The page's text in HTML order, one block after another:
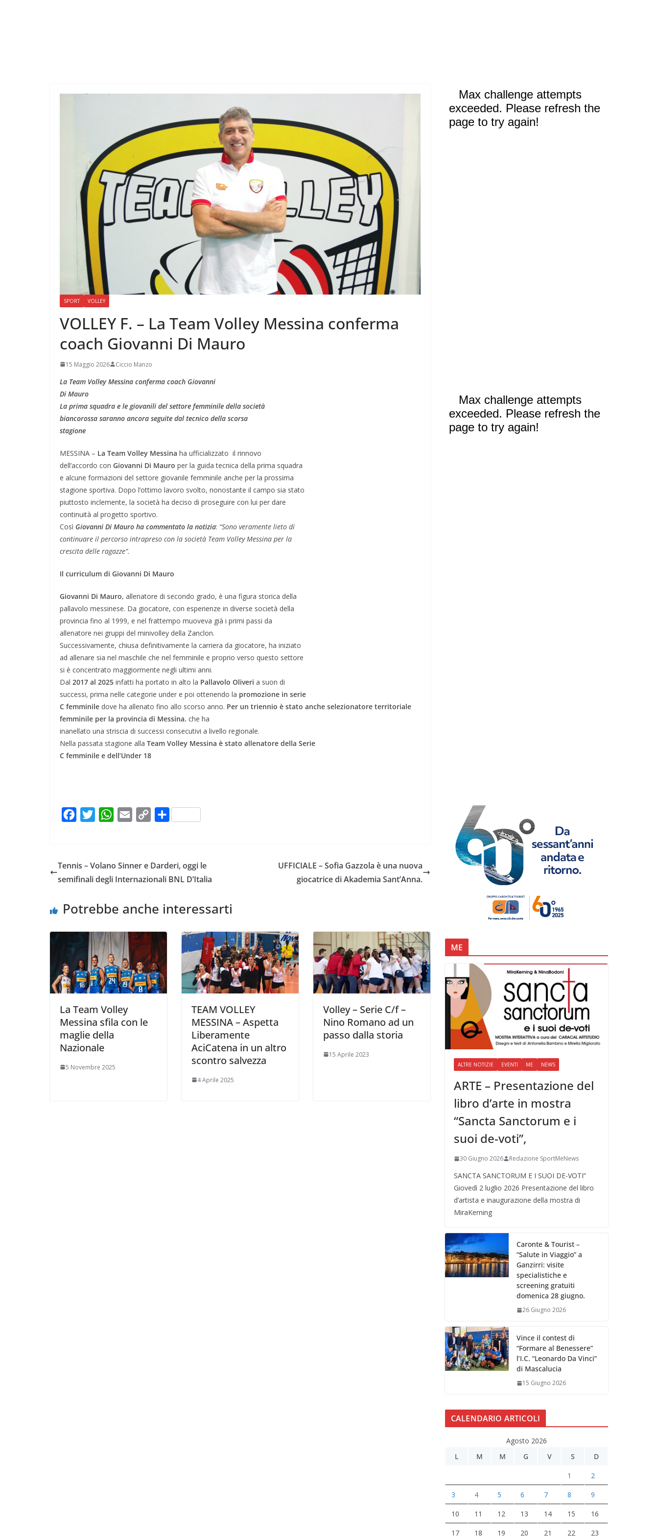
SPORT VOLLEY
VOLLEY F. – La Team Volley Messina conferma
coach Giovanni Di Mauro
15 Maggio 2026 Ciccio Manzo
La Team Volley Messina conferma coach Giovanni
Di Mauro
La prima squadra e le giovanili del settore femminile della società
biancorossa saranno ancora seguite dal tecnico della scorsa
stagione
MESSINA – La Team Volley Messina ha ufficializzato il rinnovo
dell’accordo con Giovanni Di Mauro per la guida tecnica della prima squadra
e alcune formazioni del settore giovanile femminile anche per la prossima
stagione sportiva. Dopo l’ottimo lavoro svolto, nonostante il campo sia stato
piuttosto inclemente, la società ha deciso di proseguire con lui per dare
continuità al progetto sportivo.
Così Giovanni Di Mauro ha commentato la notizia: “Sono veramente lieto di
continuare il percorso intrapreso con la società Team Volley Messina per la
crescita delle ragazze”.
Il curriculum di Giovanni Di Mauro
Giovanni Di Mauro, allenatore di secondo grado, è una figura storica della
pallavolo messinese. Da giocatore, con esperienze in diverse società della
provincia fino al 1999, e nel frattempo muoveva già i primi passi da
allenatore nei gruppi del minivolley della Zanclon.
Successivamente, chiusa definitivamente la carriera da giocatore, ha iniziato
ad allenare sia nel maschile che nel femminile e proprio verso questo settore
si è concentrato maggiormente negli ultimi anni.
Dal 2017 al 2025 infatti ha portato in alto la Pallavolo Oliveri a suon di
successi, prima nelle categorie under e poi ottenendo la promozione in serie
C femminile dove ha allenato fino allo scorso anno. Per un triennio è stato anche selezionatore territoriale
femminile per la provincia di Messina. che ha
inanellato una striscia di successi consecutivi a livello regionale.
Nella passata stagione alla Team Volley Messina è stato allenatore della Serie
C femminile e dell’Under 18
b
o
r
W
C
Tennis – Volano Sinner e Darderi, oggi le
semifinali degli Internazionali BNL D’Italia
UFFICIALE – Sofia Gazzola è una nuova
giocatrice di Akademia Sant’Anna.
Potrebbe anche interessarti
La Team Volley
Messina sfila con le
maglie della
Nazionale
5 Novembre 2025
TEAM VOLLEY
MESSINA – Aspetta
Liberamente
AciCatena in un altro
scontro salvezza
4 Aprile 2025
Volley – Serie C/f –
Nino Romano ad un
passo dalla storia
15 Aprile 2023
ME
ALTRE NOTIZIE EVENTI ME NEWS
ARTE – Presentazione del
libro d’arte in mostra
“Sancta Sanctorum e i
suoi de-voti”,
30 Giugno 2026 Redazione SportMeNews
SANCTA SANCTORUM E I SUOI DE-VOTI”
Giovedì 2 luglio 2026 Presentazione del libro
d’artista e inaugurazione della mostra di
MiraKerning
Caronte & Tourist –
“Salute in Viaggio” a
Ganzirri: visite
specialistiche e
screening gratuiti
domenica 28 giugno.
26 Giugno 2026
Vince il contest di
“Formare al Benessere”
l’I.C. “Leonardo Da Vinci”
di Mascalucia
15 Giugno 2026
CALENDARIO ARTICOLI
Agosto 2026
L
M M G V S D
1 2
3 4 5 6 7 8 9
10 11 12 13 14 15 16
17 18 19 20 21 22 23